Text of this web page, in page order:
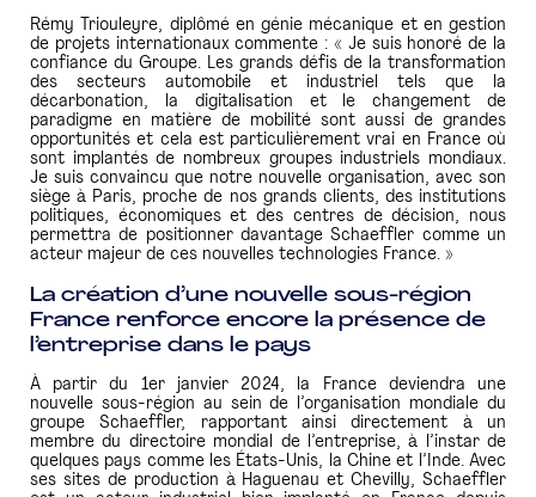
Rémy Triouleyre, diplômé en génie mécanique et en gestion
de projets internationaux commente : « Je suis honoré de la
confiance du Groupe. Les grands défis de la transformation
des secteurs automobile et industriel tels que la
décarbonation, la digitalisation et le changement de
paradigme en matière de mobilité sont aussi de grandes
opportunités et cela est particulièrement vrai en France où
sont implantés de nombreux groupes industriels mondiaux.
Je suis convaincu que notre nouvelle organisation, avec son
siège à Paris, proche de nos grands clients, des institutions
politiques, économiques et des centres de décision, nous
permettra de positionner davantage Schaeffler comme un
acteur majeur de ces nouvelles technologies France. »
La création d’une nouvelle sous-région
France renforce encore la présence de
l’entreprise dans le pays
À partir du 1er janvier 2024, la France deviendra une
nouvelle sous-région au sein de l’organisation mondiale du
groupe Schaeffler, rapportant ainsi directement à un
membre du directoire mondial de l’entreprise, à l’instar de
quelques pays comme les États-Unis, la Chine et l’Inde. Avec
ses sites de production à Haguenau et Chevilly, Schaeffler